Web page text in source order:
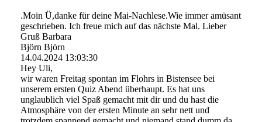
.Moin Ü,danke für deine Mai-Nachlese.Wie immer amüsant
geschrieben. Ich freue mich auf das nächste Mal. Lieber
Gruß Barbara
Björn Björn
14.04.2024 13:03:30
Hey Uli,
wir waren Freitag spontan im Flohrs in Bistensee bei
unserem ersten Quiz Abend überhaupt. Es hat uns
unglaublich viel Spaß gemacht mit dir und du hast die
Atmosphäre von der ersten Minute an sehr nett und